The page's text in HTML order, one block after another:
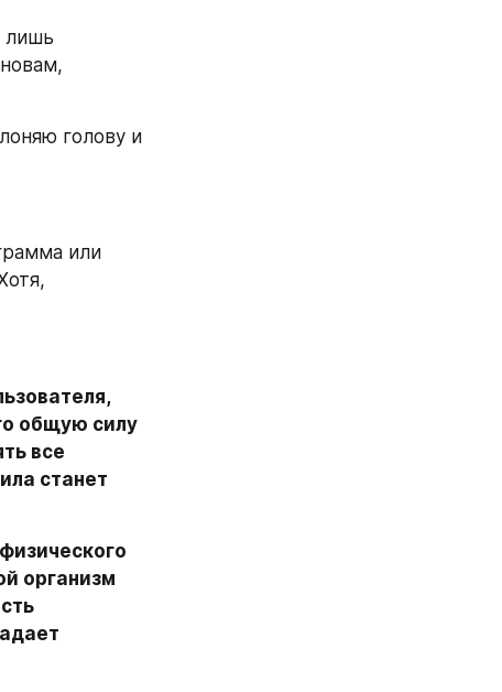
лишь
голову и
или
общую силу
все
станет
организм